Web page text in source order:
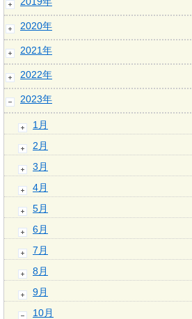
2020年
2021年
2022年
2023年
1月
2月
3月
4月
5月
6月
7月
8月
9月
10月